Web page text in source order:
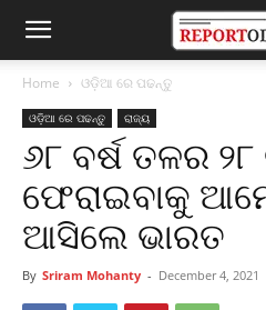
Home ଓଡ଼ିଆ ରେ ପଢନ୍ତୁ
ଓଡ଼ିଆ ରେ ପଢନ୍ତୁ ରାଜ୍ୟ
୬୮ ବର୍ଷ ତଳର
ଫେରାଇବାକୁ
ଆସିଲେ ଭାରତ
By Sriram Mohanty - December 4, 2021